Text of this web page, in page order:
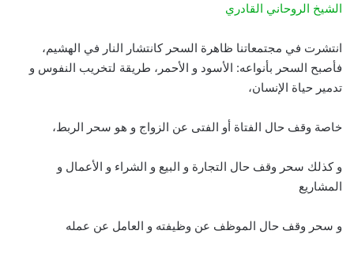
الشيخ الروحاني القادري
انتشرت في مجتمعاتنا ظاهرة السحر كانتشار النار في الهشيم،
فأصبح السحر بأنواعه: الأسود و الأحمر، طريقة لتخريب النفوس و
تدمير حياة الإنسان،
خاصة وقف حال الفتاة أو الفتى عن الزواج و هو سحر الربط،
و كذلك سحر وقف حال التجارة و البيع و الشراء و الأعمال و
المشاريع
و سحر وقف حال الموظف عن وظيفته و العامل عن عمله